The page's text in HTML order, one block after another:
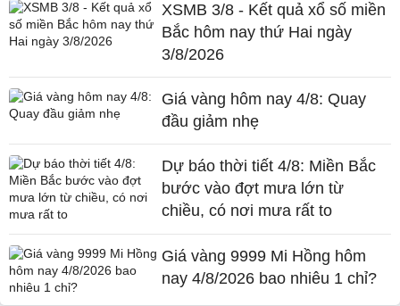
XSMB 3/8 - Kết quả xổ số miền
Bắc hôm nay thứ Hai ngày
3/8/2026
Giá vàng hôm nay 4/8: Quay
đầu giảm nhẹ
Dự báo thời tiết 4/8: Miền Bắc
bước vào đợt mưa lớn từ
chiều, có nơi mưa rất to
Giá vàng 9999 Mi Hồng hôm
nay 4/8/2026 bao nhiêu 1 chỉ?